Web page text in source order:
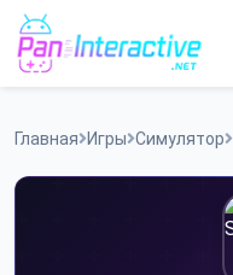
Skip
content
Программы
Главная Игры Симулятор